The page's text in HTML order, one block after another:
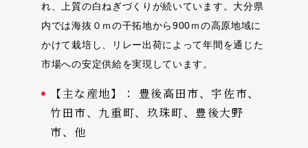
れ、上質の白ねぎづくりが続いています。大分県
内では海抜０ｍの干拓地から900ｍの高原地域に
かけて栽培し、リレー出荷によって年間を通じた
市場への安定供給を実現しています。
【主な産地】： 豊後高田市、宇佐市、
竹田市、九重町、玖珠町、豊後大野
市、他